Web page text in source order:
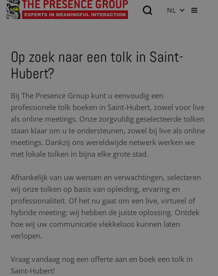
NL
Op zoek naar een tolk in Saint-
Hubert?
Bij The Presence Group kunt u eenvoudig een
professionele tolk boeken in Saint-Hubert, zowel voor live
als online meetings. Onze zorgvuldig geselecteerde tolken
staan klaar om u te ondersteunen, zowel bij live als online
meetings. Dankzij ons wereldwijde netwerk werken we
met lokale tolken in bijna elke grote stad.
Afhankelijk van uw wensen en verwachtingen, selecteren
wij onze tolken op basis van opleiding, ervaring en
professionaliteit. Of het nu gaat om een live, virtueel of
hybride meeting: wij hebben de juiste oplossing. Ontdek
hoe wij uw communicatie vlekkeloos kunnen laten
verlopen.
Vraag vandaag nog een offerte aan en boek een tolk in
Saint-Hubert!